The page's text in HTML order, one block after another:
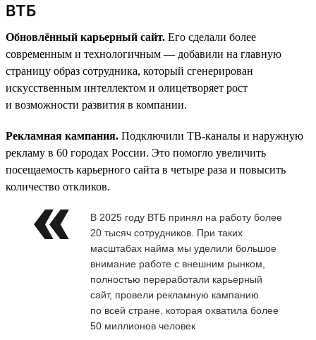
ВТБ
Обновлённый карьерный сайт. Его сделали более
современным и технологичным — добавили на главную
страницу образ сотрудника, который сгенерирован
искусственным интеллектом и олицетворяет рост
и возможности развития в компании.
Рекламная кампания. Подключили ТВ-каналы и наружную
рекламу в 60 городах России. Это помогло увеличить
посещаемость карьерного сайта в четыре раза и повысить
количество откликов.
В 2025 году ВТБ принял на работу более
20 тысяч сотрудников. При таких
масштабах найма мы уделили большое
внимание работе с внешним рынком,
полностью переработали карьерный
сайт, провели рекламную кампанию
по всей стране, которая охватила более
50 миллионов человек